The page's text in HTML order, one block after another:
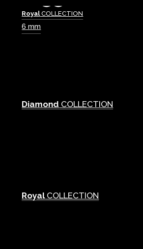
RoyalCOLLECTION
6 mm
Diamond COLLECTION
RoyalCOLLECTION